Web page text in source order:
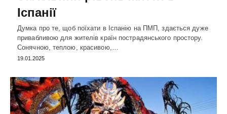
Іспанії
Думка про те, щоб поїхати в Іспанію на ПМП, здається дуже
привабливою для жителів країн пострадянського простору.
Сонячною, теплою, красивою,…
19.01.2025